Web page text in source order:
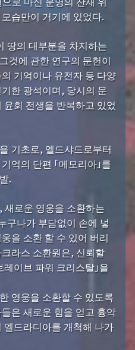
습만이 거기에 있었다.
땅의 대부분을 차지하는
것에 관한 연구의 문헌이
기억이나 유전자 등 다양
한 광석이며, 당시의 문
회 전생을 반복하고 있었
기초로, 엘드샤드로부터
억의 단편 「메모리아」를
.
새로운 영웅을 소환하는
구나가 부담없이 손에 넣
을 소환 할 수 있어 버리
라스 소환원은, 신뢰할
이브 파워 크리스탈」을
영웅을 소환할 수 있도록
은 새로운 힘을 얻고 흉악
드라디아를 개척해 나가